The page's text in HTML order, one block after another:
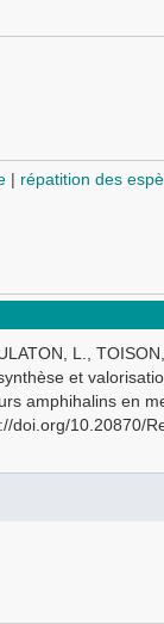
répatition des
L.,
et
amphihalins en
doi.org/10.20870/